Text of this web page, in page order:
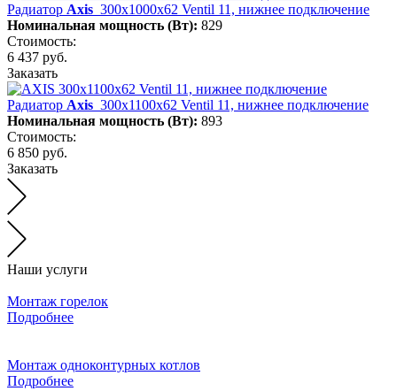
Радиатор Axis 300х1000х62 Ventil 11, нижнее подключение
Номинальная мощность (Вт): 829
Стоимость:
6 437 руб.
Заказать
Радиатор Axis 300х1100х62 Ventil 11, нижнее подключение
Номинальная мощность (Вт): 893
Стоимость:
6 850 руб.
Заказать
Наши услуги
Монтаж горелок
Подробнее
Монтаж одноконтурных котлов
Подробнее